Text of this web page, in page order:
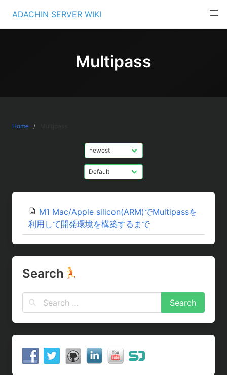
content
ADACHIN SERVER WIKI
Multipass
Home
M1 Mac/Apple silicon(ARM)でMultipassを
利用して開発環境を構築するまで
Search